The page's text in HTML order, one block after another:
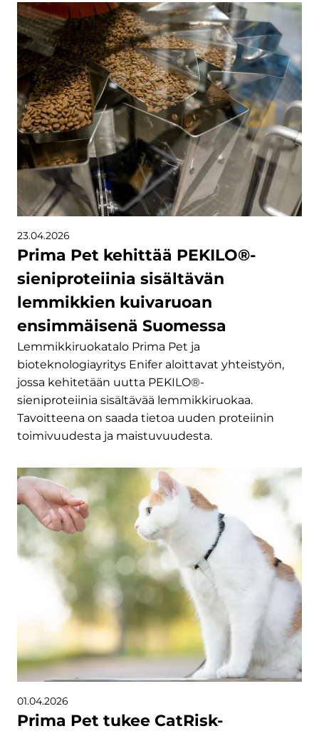
23.04.2026
Prima Pet kehittää PEKILO®-
sieniproteiinia sisältävän
lemmikkien kuivaruoan
ensimmäisenä Suomessa
Lemmikkiruokatalo Prima Pet ja
bioteknologiayritys Enifer aloittavat yhteistyön,
jossa kehitetään uutta PEKILO®-
sieniproteiinia sisältävää lemmikkiruokaa.
Tavoitteena on saada tietoa uuden proteiinin
toimivuudesta ja maistuvuudesta.
01.04.2026
Prima Pet tukee CatRisk-